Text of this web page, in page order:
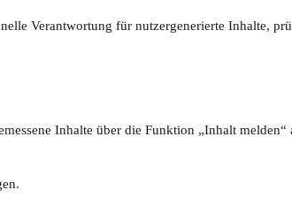
Verantwortung für nutzergenerierte Inhalte,
Inhalte über die Funktion „Inhalt